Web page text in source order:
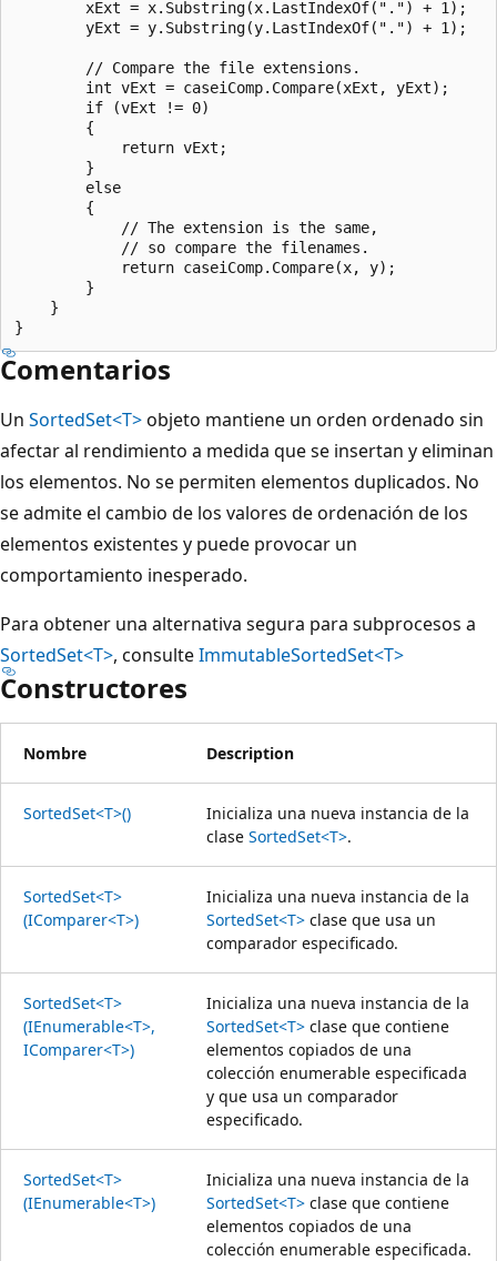
        xExt = x.Substring(x.LastIndexOf(".") + 1);
        yExt = y.Substring(y.LastIndexOf(".") + 1);
        // Compare the file extensions.
        int vExt = caseiComp.Compare(xExt, yExt);
        if (vExt != 0)
        {
            return vExt;
        }
        else
        {
            // The extension is the same,
            // so compare the filenames.
            return caseiComp.Compare(x, y);
        }
    }
Comentarios
Un SortedSet<T>objeto mantiene un orden ordenado sin
afectar al rendimiento a medida que se insertan y eliminan
los elementos. No se permiten elementos duplicados. No
se admite el cambio de los valores de ordenación de los
elementos existentes y puede provocar un
comportamiento inesperado.
Para obtener una alternativa segura para subprocesos a
SortedSet<T>, consulteImmutableSortedSet<T>
Constructores
Nombre Description
SortedSet<T>()
Inicializa una nueva instancia de la
clase SortedSet<T>.
SortedSet<T>
(IComparer<T>)
Inicializa una nueva instancia de la
SortedSet<T> clase que usa un
comparador especificado.
SortedSet<T>
(IEnumerable<T>,
IComparer<T>)
Inicializa una nueva instancia de la
SortedSet<T> clase que contiene
elementos copiados de una
colección enumerable especificada
y que usa un comparador
especificado.
SortedSet<T>
(IEnumerable<T>)
Inicializa una nueva instancia de la
SortedSet<T> clase que contiene
elementos copiados de una
colección enumerable especificada.